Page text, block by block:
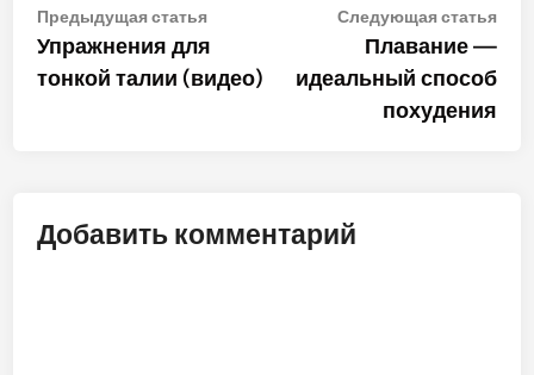
Навигация
по
записям
Предыдущая статьяПредыдущая
статья:
Упражнения для
тонкой талии (видео)
Следующая статья
Плавание —
идеальный способ
похудения
Добавить комментарий